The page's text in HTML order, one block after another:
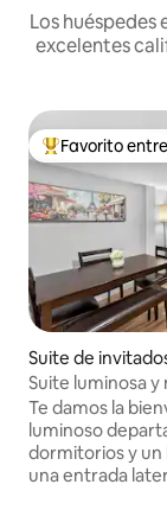
Los huéspedes
excelentes
Favorito entre
Favorito
Suite de
da
on
Suite luminosa
dormitorios |
estacionamiento
Te damos la
luminoso
dormitorios y un
una entrada